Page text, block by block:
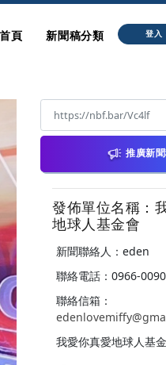
頁 新聞稿分類 登入
推廣新
發佈單位名稱：
地球人基金會
新聞聯絡人：eden
聯絡電話：0966-
聯絡信箱：
我愛你真愛地球人基